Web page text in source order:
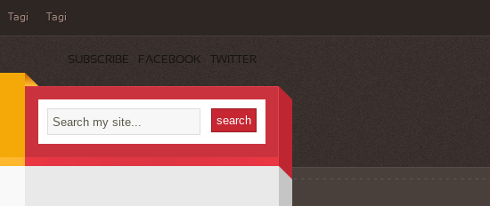
Tagi Tagi
SUBSCRIBE FACEBOOK TWITTER